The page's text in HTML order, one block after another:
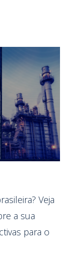
Veja
a sua
para o